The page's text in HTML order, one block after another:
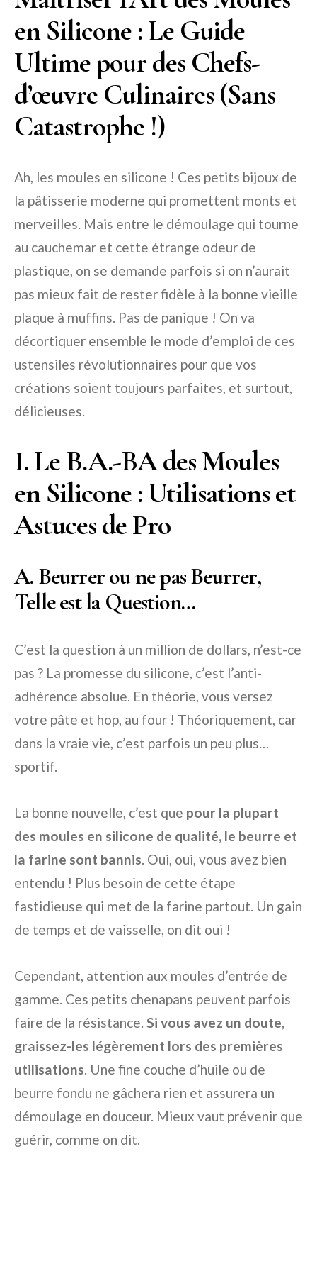
en Silicone : Le Guide
Ultime pour des Chefs-
d’œuvre Culinaires (Sans
Catastrophe !)
Ah, les moules en silicone ! Ces petits bijoux de
la pâtisserie moderne qui promettent monts et
merveilles. Mais entre le démoulage qui tourne
au cauchemar et cette étrange odeur de
plastique, on se demande parfois si on n’aurait
pas mieux fait de rester fidèle à la bonne vieille
plaque à muffins. Pas de panique ! On va
décortiquer ensemble le mode d’emploi de ces
ustensiles révolutionnaires pour que vos
créations soient toujours parfaites, et surtout,
délicieuses.
I. Le B.A.-BA des Moules
en Silicone : Utilisations et
Astuces de Pro
A. Beurrer ou ne pas Beurrer,
Telle est la Question…
C’est la question à un million de dollars, n’est-ce
pas ? La promesse du silicone, c’est l’anti-
adhérence absolue. En théorie, vous versez
votre pâte et hop, au four ! Théoriquement, car
dans la vraie vie, c’est parfois un peu plus…
sportif.
La bonne nouvelle, c’est que pour la plupart
des moules en silicone de qualité, le beurre et
la farine sont bannis . Oui, oui, vous avez bien
entendu ! Plus besoin de cette étape
fastidieuse qui met de la farine partout. Un gain
de temps et de vaisselle, on dit oui !
Cependant, attention aux moules d’entrée de
gamme. Ces petits chenapans peuvent parfois
faire de la résistance. Si vous avez un doute,
graissez-les légèrement lors des premières
utilisations . Une fine couche d’huile ou de
beurre fondu ne gâchera rien et assurera un
démoulage en douceur. Mieux vaut prévenir que
guérir, comme on dit.